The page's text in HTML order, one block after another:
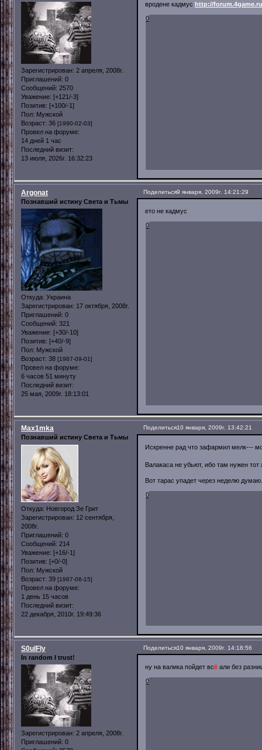
Зарегистрирован: 2 апреля, 2008г.
Приглашений: 0
Сообщений: 2570
Уважение: [+121/-3]
Позитив: [+100/-1]
Пол: Мужской
Возраст: 36 [1990-02-03]
Провел на форуме:
14 дней 1 час
Последний визит:
13 июля, 2026г. 16:32:23
вродене кадмус http://
0
Поделиться9 января, 2009г. 14:21:29
Argonat
Познавший истину Света и Тьмы
Откуда: Украина
Зарегистрирован: 17 октября, 2008г.
Приглашений: 0
Сообщений: 321
Уважение: [+30/-10]
Позитив: [+40/-9]
Пол: Мужской
Возраст: 38 [1987-09-01]
Провел на форуме:
6 часов 51 минуту
Последний визит:
25 мая, 2009г. 18:13:01
ето не кадмус
0
Поделиться10 января, 2009г. 13:42:21
Max1mka
Познавший истину Света и Тьмы
Откуда: Новгород Зе Грит
Зарегистрирован: 12 сентября,
2008г.
Приглашений: 0
Сообщений: 214
Уважение: [+16/-1]
Позитив: [+0/-0]
Пол: Мужской
Возраст: 39 [1987-06-15]
Провел на форуме:
1 день 15 часов
Последний визит:
22 декабря, 2010г. 19:49:36
Искренне рад что зафармил мелк---
Валакаса не убьют, ибо там нужен
Вот тарас упадет через неделю думаю.
0
Поделиться10 января, 2009г. 14:18:56
S0ulFly
In random I trust!
Зарегистрирован: 2 апреля, 2008г.
Приглашений: 0
ну на валика пойдет всё али без
0